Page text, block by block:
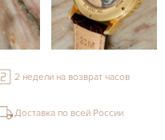
2 недели на возврат часов
Доставка по всей России